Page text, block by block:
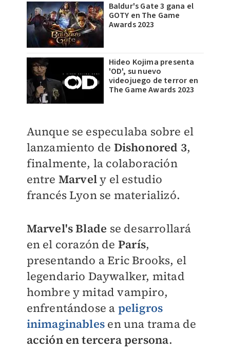
Baldur's Gate 3 gana el
GOTY en The Game
Awards 2023
Hideo Kojima presenta
'OD', su nuevo
videojuego de terror en
The Game Awards 2023
Aunque se especulaba sobre el
lanzamiento de Dishonored 3,
finalmente, la colaboración
entre Marvely el estudio
francés Lyon se materializó.
Marvel's Blade se desarrollará
en el corazón de París,
presentando a Eric Brooks, el
legendario Daywalker, mitad
hombre y mitad vampiro,
enfrentándose a peligros
inimaginables en una trama de
acción en tercera persona.